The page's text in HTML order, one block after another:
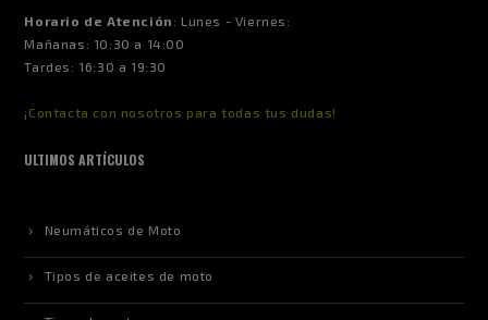
Horario de Atención : Lunes - Viernes:
Mañanas: 10:30 a 14:00
Tardes: 16:30 a 19:30
¡Contacta con nosotros para todas tus dudas!
ULTIMOS ARTÍCULOS
Neumáticos de Moto
Tipos de aceites de moto